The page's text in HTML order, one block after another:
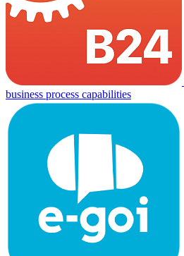
business process capabilities